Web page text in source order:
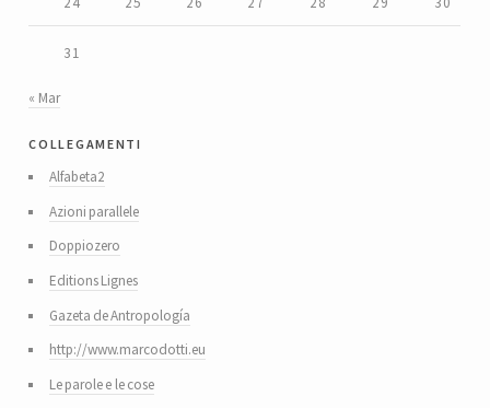
31
« Mar
collegamenti
Alfabeta2
Azioni parallele
Doppiozero
Editions Lignes
Gazeta de Antropología
http://www.marcodotti.eu
Le parole e le cose